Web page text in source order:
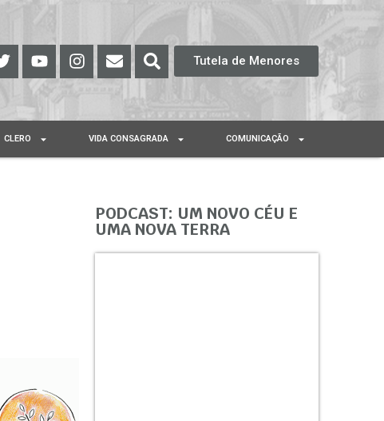
Tutela de Menores
CLERO VIDA CONSAGRADA COMUNICAÇÃO
PODCAST: UM NOVO CÉU E
UMA NOVA TERRA